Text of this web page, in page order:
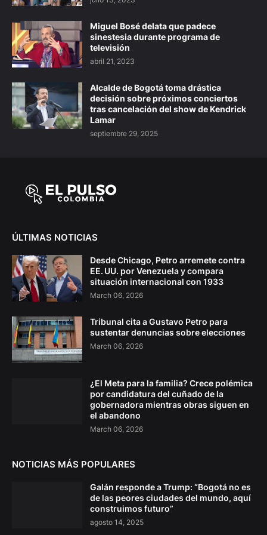
Miguel Bosé delata que padece
sinestesia durante programa de
televisión
abril 21, 2023
Alcalde de Bogotá toma drástica
decisión sobre próximos conciertos
tras cancelación del show de Kendrick
Lamar
septiembre 29, 2025
ÚLTIMAS NOTICIAS
Desde Chicago, Petro arremete contra
EE. UU. por Venezuela y compara
situación internacional con 1933
March 06, 2026
Tribunal cita a Gustavo Petro para
sustentar denuncias sobre elecciones
March 06, 2026
¿El Meta para la familia? Crece polémica
por candidatura del cuñado de la
gobernadora mientras obras siguen en
el abandono
March 06, 2026
NOTICIAS MÁS POPULARES
Galán responde a Trump: “Bogotá no es
de las peores ciudades del mundo, aquí
construimos futuro”
agosto 14, 2025